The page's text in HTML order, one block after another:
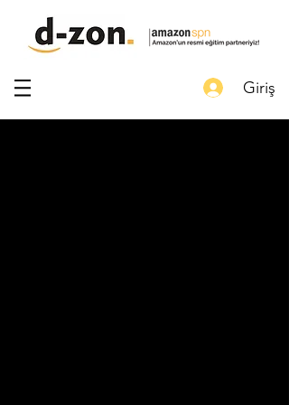
Giriş